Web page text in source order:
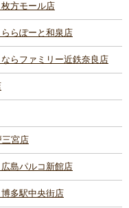
方モール店
らぽーと和泉店
らファミリー近鉄奈良店
宮店
島パルコ新館店
多駅中央街店